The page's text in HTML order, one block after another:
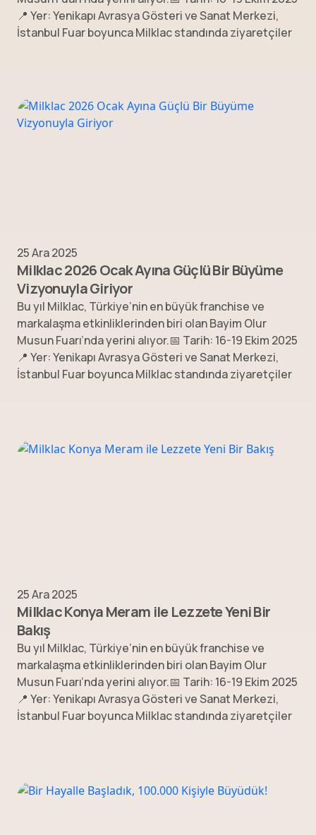
📍 Yer: Yenikapı Avrasya Gösteri ve Sanat Merkezi,
İstanbul Fuar boyunca Milklac standında ziyaretçiler
25 Ara 2025
Milklac 2026 Ocak Ayına Güçlü Bir Büyüme
Vizyonuyla Giriyor
Bu yıl Milklac, Türkiye’nin en büyük franchise ve
markalaşma etkinliklerinden biri olan Bayim Olur
Musun Fuarı’nda yerini alıyor.📅 Tarih: 16-19 Ekim 2025
📍 Yer: Yenikapı Avrasya Gösteri ve Sanat Merkezi,
İstanbul Fuar boyunca Milklac standında ziyaretçiler
25 Ara 2025
Milklac Konya Meram ile Lezzete Yeni Bir
Bakış
Bu yıl Milklac, Türkiye’nin en büyük franchise ve
markalaşma etkinliklerinden biri olan Bayim Olur
Musun Fuarı’nda yerini alıyor.📅 Tarih: 16-19 Ekim 2025
📍 Yer: Yenikapı Avrasya Gösteri ve Sanat Merkezi,
İstanbul Fuar boyunca Milklac standında ziyaretçiler